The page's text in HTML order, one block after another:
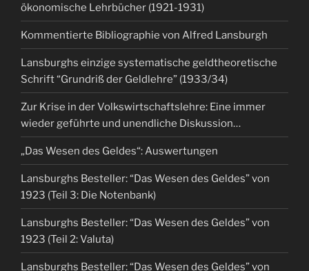
ökonomische Lehrbücher (1921-1931)
Kommentierte Bibliographie von Alfred Lansburgh
Lansburghs einzige systematische geldtheoretische
Schrift “Grundriß der Geldlehre” (1933/34)
Zur Krise in der Volkswirtschaftslehre: Eine immer
wieder geführte und unendliche Diskussion…
„Das Wesen des Geldes“: Auswertungen
Lansburghs Besteller: “Das Wesen des Geldes” von
1923 (Teil 3: Die Notenbank)
Lansburghs Besteller: “Das Wesen des Geldes” von
1923 (Teil 2: Valuta)
Lansburghs Besteller: “Das Wesen des Geldes” von